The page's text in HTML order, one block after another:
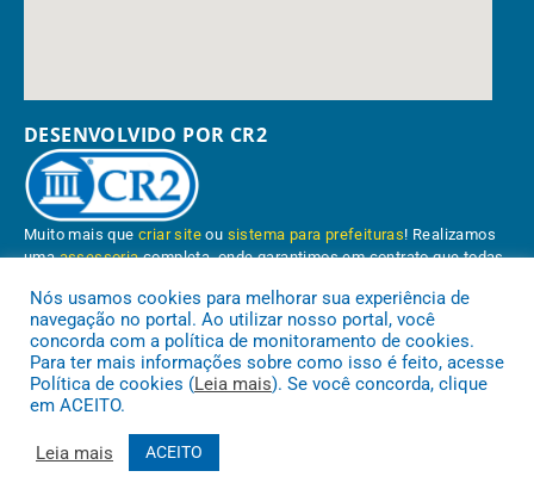
DESENVOLVIDO POR CR2
Muito mais quecriar site ou sistema para prefeituras! Realizamos
umaassessoriacompleta, onde garantimos em contrato que todas
Conheça oPNTP e oRadar da Transparência Pública
Nós usamos cookies para melhorar sua experiência de
navegação no portal. Ao utilizar nosso portal, você
concorda com a política de monitoramento de cookies.
Para ter mais informações sobre como isso é feito, acesse
Política de cookies (Leia mais). Se você concorda, clique
em ACEITO.
Leia mais ACEITO